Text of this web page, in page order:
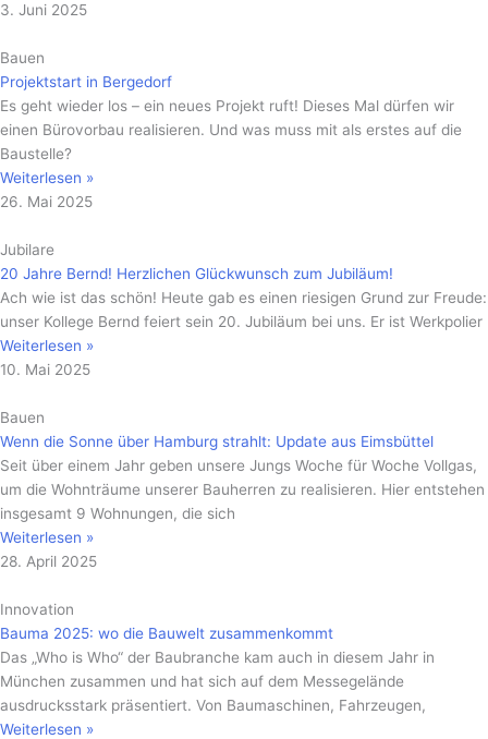
3. Juni 2025
Bauen
Projektstart in Bergedorf
Es geht wieder los – ein neues Projekt ruft! Dieses Mal dürfen wir
einen Bürovorbau realisieren. Und was muss mit als erstes auf die
Baustelle?
Weiterlesen »
26. Mai 2025
Jubilare
20 Jahre Bernd! Herzlichen Glückwunsch zum Jubiläum!
Ach wie ist das schön! Heute gab es einen riesigen Grund zur Freude:
unser Kollege Bernd feiert sein 20. Jubiläum bei uns. Er ist Werkpolier
Weiterlesen »
10. Mai 2025
Bauen
Wenn die Sonne über Hamburg strahlt: Update aus Eimsbüttel
Seit über einem Jahr geben unsere Jungs Woche für Woche Vollgas,
um die Wohnträume unserer Bauherren zu realisieren. Hier entstehen
insgesamt 9 Wohnungen, die sich
Weiterlesen »
28. April 2025
Innovation
Bauma 2025: wo die Bauwelt zusammenkommt
Das „Who is Who“ der Baubranche kam auch in diesem Jahr in
München zusammen und hat sich auf dem Messegelände
ausdrucksstark präsentiert. Von Baumaschinen, Fahrzeugen,
Weiterlesen »